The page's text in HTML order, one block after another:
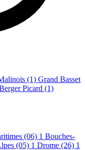
(1) Grand Basset
Picard (1)
(06) 1 Bouches-
(05) 1 Drome (26) 1